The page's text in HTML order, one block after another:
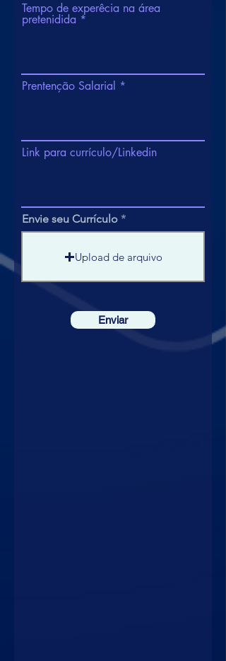
Tempo de experêcia na área
pretenidida
Prentenção Salarial
Link para currículo/Linkedin
Envie seu Currículo
Upload de arquivo
Enviar